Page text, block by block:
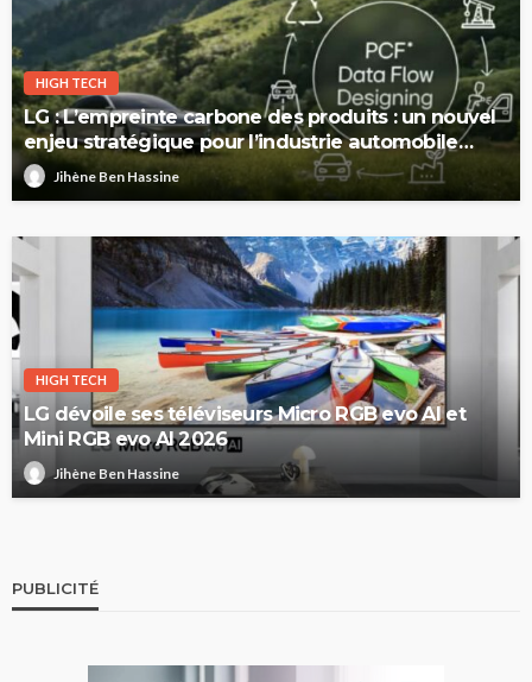
HIGH TECH
LG : L’empreinte carbone des produits : un nouvel
enjeu stratégique pour l’industrie automobile
européenne
Jihène Ben Hassine
HIGH TECH
LG dévoile ses téléviseurs Micro RGB evo AI et
Mini RGB evo AI 2026
Jihène Ben Hassine
PUBLICITÉ